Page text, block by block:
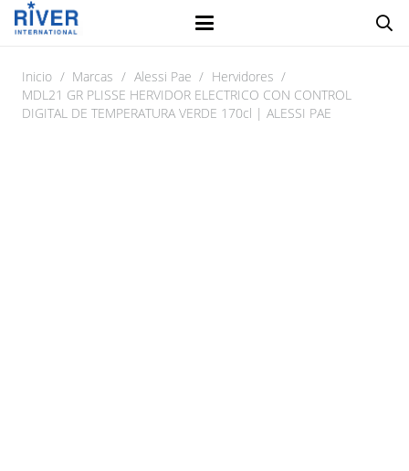
Inicio / Marcas / Alessi Pae / Hervidores /
MDL21 GR PLISSE HERVIDOR ELECTRICO CON CONTROL
DIGITAL DE TEMPERATURA VERDE 170cl | ALESSI PAE